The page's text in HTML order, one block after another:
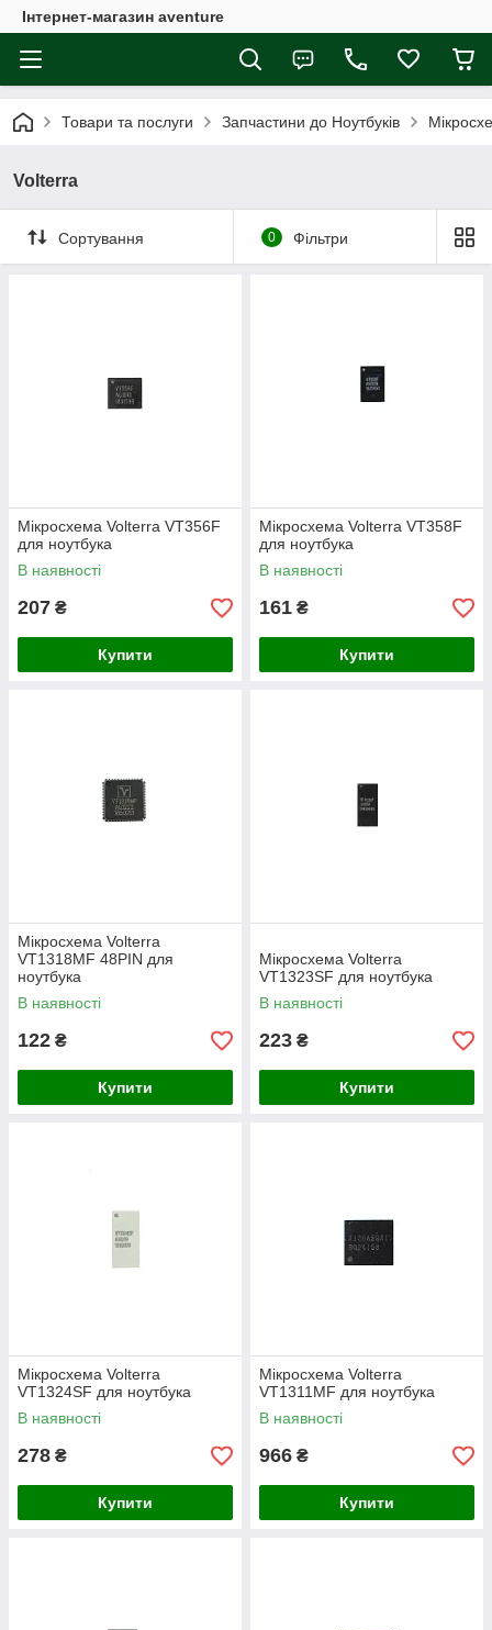
Інтернет-магазин aventure
Товари та послуги Запчастини до Ноутбуків
Volterra
Сортування 0 Фільтри
Мікросхема Volterra VT356F
для ноутбука
В наявності
207 ₴
Купити
Мікросхема Volterra VT358F
для ноутбука
В наявності
161 ₴
Купити
Мікросхема Volterra
VT1318MF 48PIN для
ноутбука
В наявності
122 ₴
Купити
Мікросхема Volterra
VT1323SF для ноутбука
В наявності
223 ₴
Купити
Мікросхема Volterra
VT1324SF для ноутбука
В наявності
278 ₴
Купити
Мікросхема Volterra
VT1311MF для ноутбука
В наявності
966 ₴
Купити